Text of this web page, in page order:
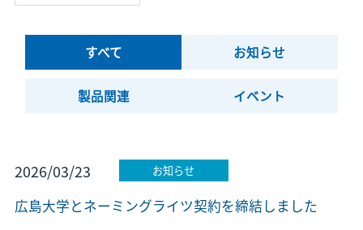
すべて お知らせ
製品関連 イベント
2026/03/23 お知らせ
広島大学とネーミングライツ契約を締結しました